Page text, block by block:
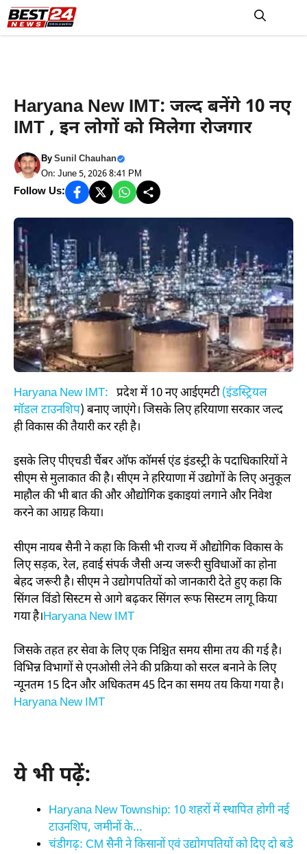
Skip
to
Haryana New IMT: जल्द बनेंगे 10 नए
IMT , इन लोगों को मिलेगा रोजगार
BySunil Chauhan
On: June 5, 2026 8:41 PM
Follow Us:
Haryana New IMT: प्रदेश में 10 नए आईएमटी(इंडस्ट्रियल
मॉडल टाउनशिप) बनाए जाएंगे। जिसके लिए हरियाणा सरकार जल्द
ही विकास की तैयारी कर रही है।
इसके लिए पीएचडी चैंबर ऑफ कॉमर्स एंड इंडस्ट्री के पदाधिकारियों ने
सीएम से मुलाकात की है। सीएम ने हरियाणा में उद्योगों के लिए अनुकूल
माहौल की भी बात की और औद्योगिक इकाइयां लगाने और निवेश
करने का आग्रह किया।
सीएम नायब सैनी ने कहा कि किसी भी राज्य में औद्योगिक विकास के
लिए सड़क, रेल, हवाई संपर्क जैसी अन्य जरूरी सुविधाओं का होना
बेहद जरूरी है। सीएम ने उद्योगपतियों को जानकारी देते हुए कहा कि
सिंगल विंडो सिस्टम से आगे बढ़कर सिंगल रूफ सिस्टम लागू किया
गया है।Haryana New IMT
जिसके तहत हर सेवा के लिए एक निश्चित समय सीमा तय की गई है।
विभिन्न विभागों से एनओसी लेने की प्रक्रिया को सरल बनाने के लिए
न्यूनतम 15 दिन और अधिकतम 45 दिन का समय तय किया गया है।
Haryana New IMT
ये भी पढ़ें:
Haryana New Township: 10 शहरों में स्थापित होगी नई
टाउनशिप, जमीनों के…
चंडीगढ़: CM सैनी ने किसानों एवं उद्योगपतियों को दिए दो बडे